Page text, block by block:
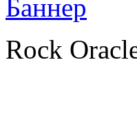
Rock